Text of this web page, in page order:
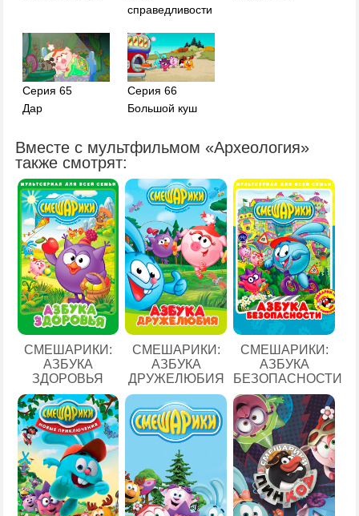
справедливости
Серия 65
Дар
Серия 66
Большой куш
Вместе с мультфильмом «Археология»
также смотрят:
СМЕШАРИКИ:
АЗБУКА
ЗДОРОВЬЯ
СМЕШАРИКИ:
АЗБУКА
ДРУЖЕЛЮБИЯ
СМЕШАРИКИ:
АЗБУКА
БЕЗОПАСНОСТИ